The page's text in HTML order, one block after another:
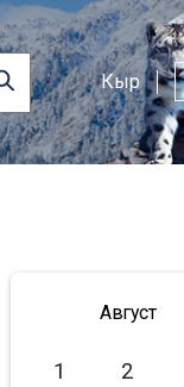
Кыр
Август
1 2